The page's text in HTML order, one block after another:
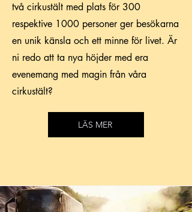
två cirkustält med plats för 300
respektive 1000 personer ger besökarna
en unik känsla och ett minne för livet. Är
ni redo att ta nya höjder med era
evenemang med magin från våra
cirkustält?
LÄS MER